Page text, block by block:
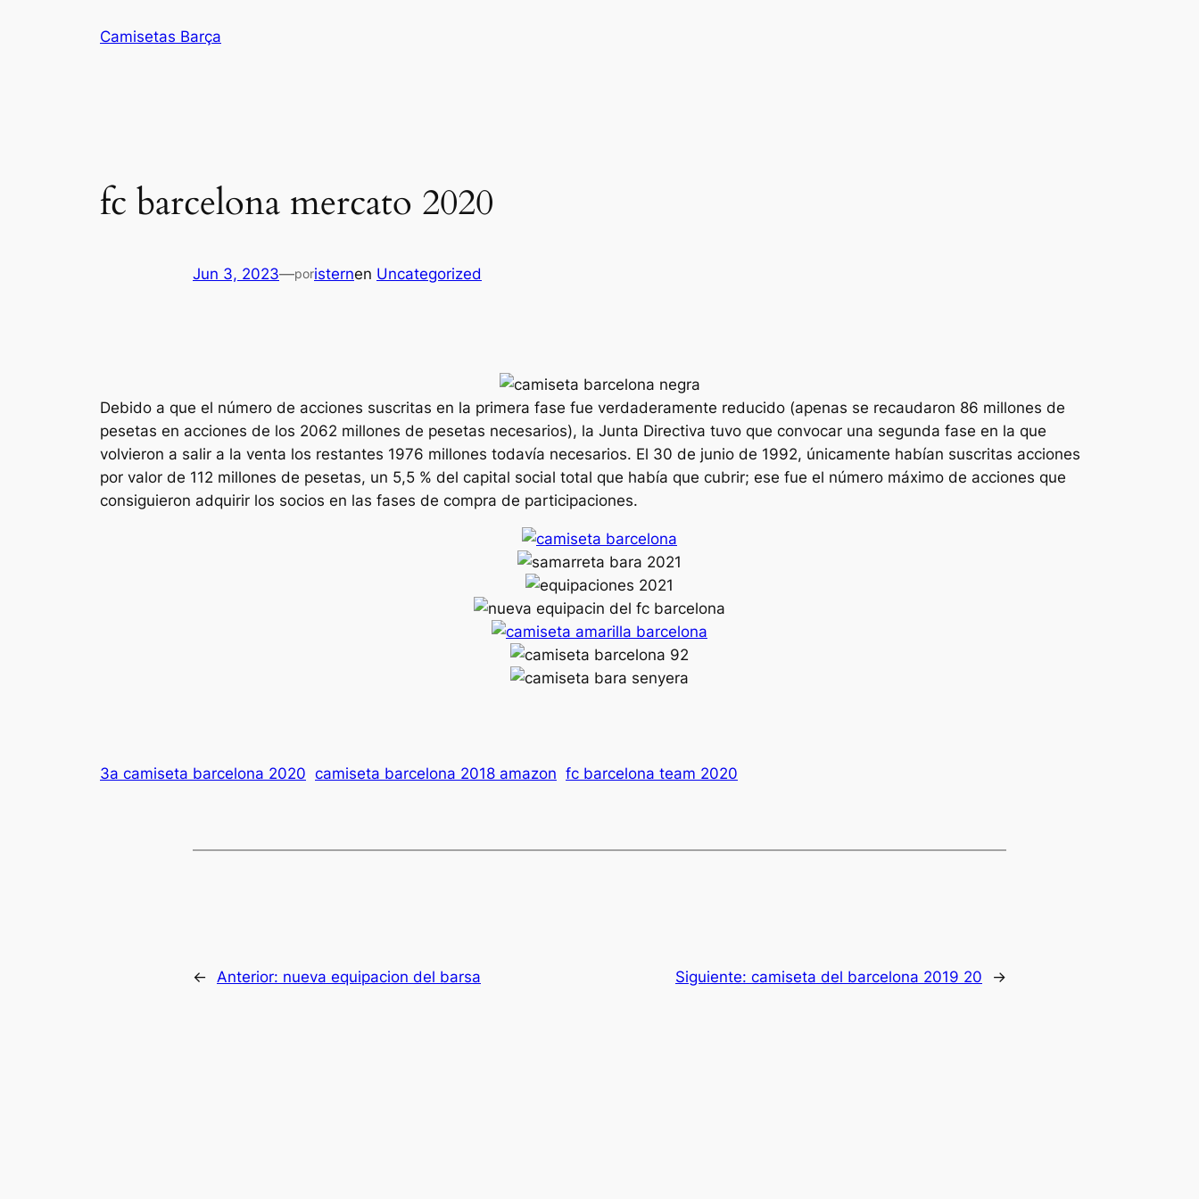
Camisetas Barça
fc barcelona mercato 2020
Jun 3, 2023—poristernen Uncategorized
Debido a que el número de acciones suscritas en la primera fase fue verdaderamente reducido (apenas se recaudaron 86 millones de
pesetas en acciones de los 2062 millones de pesetas necesarios), la Junta Directiva tuvo que convocar una segunda fase en la que
volvieron a salir a la venta los restantes 1976 millones todavía necesarios. El 30 de junio de 1992, únicamente habían suscritas acciones
por valor de 112 millones de pesetas, un 5,5 % del capital social total que había que cubrir; ese fue el número máximo de acciones que
consiguieron adquirir los socios en las fases de compra de participaciones.
3a camiseta barcelona 2020 camiseta barcelona 2018 amazon fc barcelona team 2020
← Anterior: nueva equipacion del barsa Siguiente: camiseta del barcelona 2019 20 →